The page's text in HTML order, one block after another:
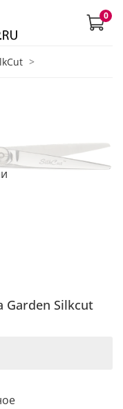
0
Silkcut